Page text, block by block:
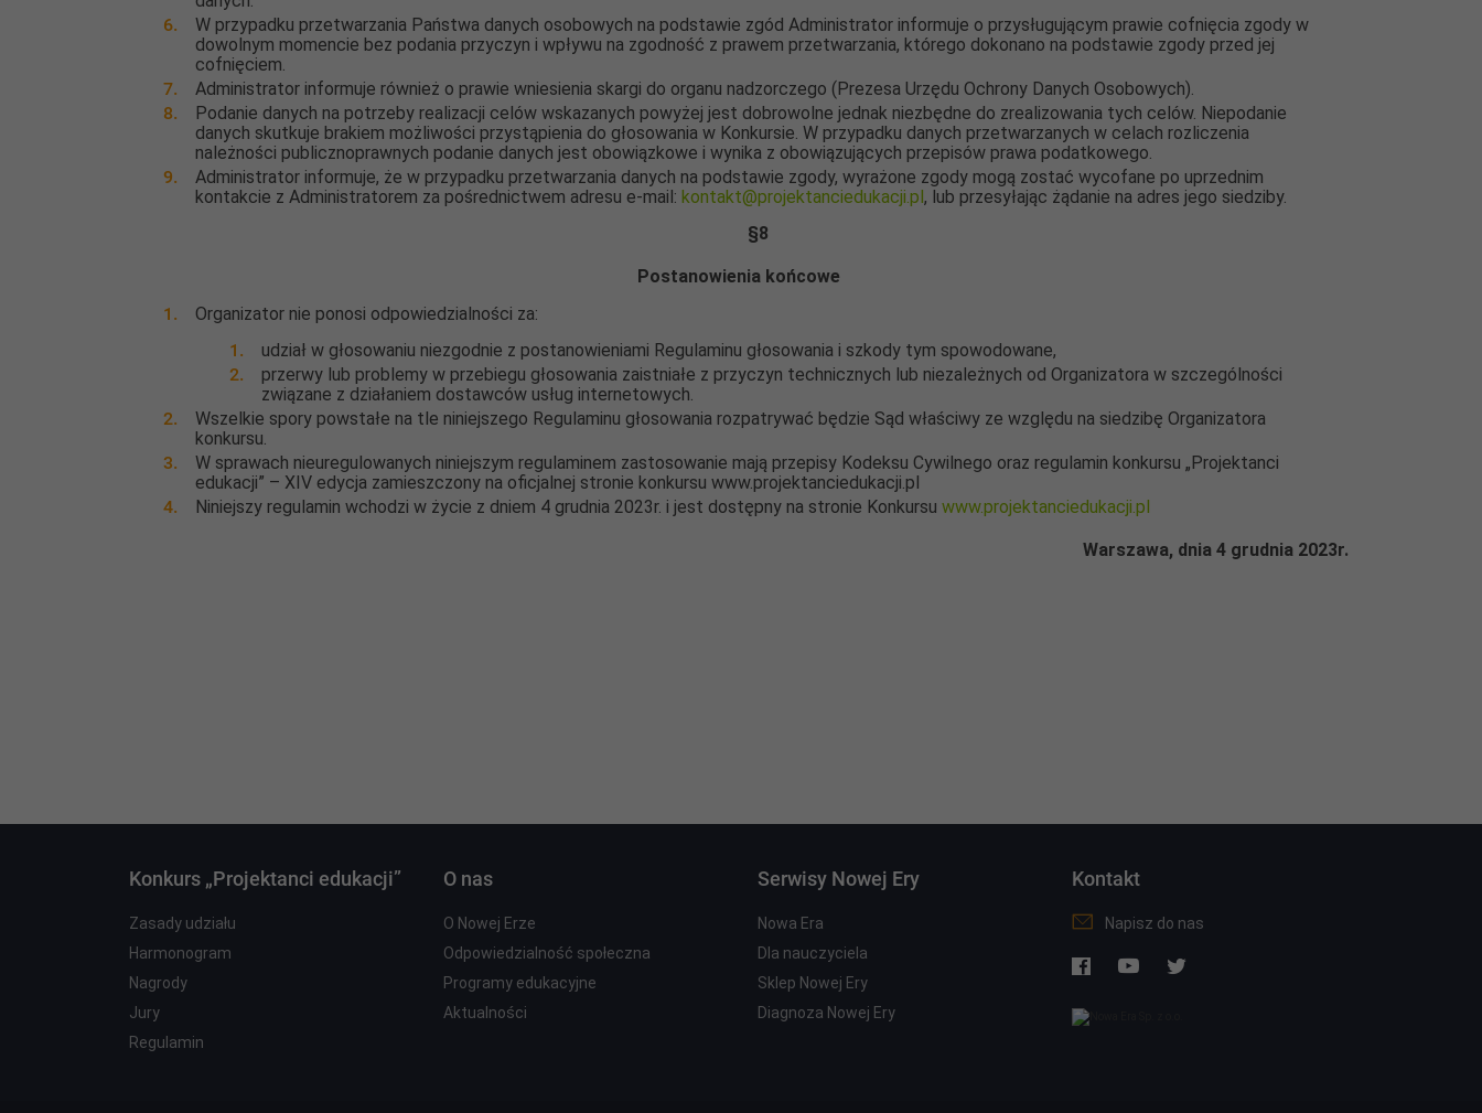
W przypadku przetwarzania Państwa danych osobowych na podstawie zgód Administrator informuje o przysługującym prawie cofnięcia zgody w
dowolnym momencie bez podania przyczyn i wpływu na zgodność z prawem przetwarzania, którego dokonano na podstawie zgody przed jej
cofnięciem.
Administrator informuje również o prawie wniesienia skargi do organu nadzorczego (Prezesa Urzędu Ochrony Danych Osobowych).
Podanie danych na potrzeby realizacji celów wskazanych powyżej jest dobrowolne jednak niezbędne do zrealizowania tych celów. Niepodanie
danych skutkuje brakiem możliwości przystąpienia do głosowania w Konkursie. W przypadku danych przetwarzanych w celach rozliczenia
należności publicznoprawnych podanie danych jest obowiązkowe i wynika z obowiązujących przepisów prawa podatkowego.
Administrator informuje, że w przypadku przetwarzania danych na podstawie zgody, wyrażone zgody mogą zostać wycofane po uprzednim
kontakcie z Administratorem za pośrednictwem adresu e-mail: kontakt@projektanciedukacji.pl, lub przesyłając żądanie na adres jego siedziby.
§8
Postanowienia końcowe
Organizator nie ponosi odpowiedzialności za:
udział w głosowaniu niezgodnie z postanowieniami Regulaminu głosowania i szkody tym spowodowane,
przerwy lub problemy w przebiegu głosowania zaistniałe z przyczyn technicznych lub niezależnych od Organizatora w szczególności
związane z działaniem dostawców usług internetowych.
Wszelkie spory powstałe na tle niniejszego Regulaminu głosowania rozpatrywać będzie Sąd właściwy ze względu na siedzibę Organizatora
konkursu.
W sprawach nieuregulowanych niniejszym regulaminem zastosowanie mają przepisy Kodeksu Cywilnego oraz regulamin konkursu „Projektanci
edukacji” – XIV edycja zamieszczony na oficjalnej stronie konkursu www.projektanciedukacji.pl
Niniejszy regulamin wchodzi w życie z dniem 4 grudnia 2023r. i jest dostępny na stronie Konkursu www.projektanciedukacji.pl
Warszawa, dnia 4 grudnia 2023r.
Konkurs „Projektanci edukacji”
Zasady udziału
Harmonogram
Nagrody
Jury
Regulamin
O nas
O Nowej Erze
Odpowiedzialność społeczna
Programy edukacyjne
Aktualności
Serwisy Nowej Ery
Nowa Era
Dla nauczyciela
Sklep Nowej Ery
Diagnoza Nowej Ery
Kontakt
Napisz do nas